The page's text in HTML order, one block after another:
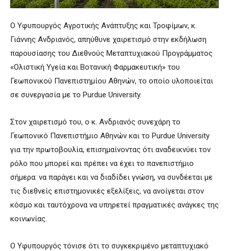
Ο Υφυπουργός Αγροτικής Ανάπτυξης και Τροφίμων, κ.
Γιάννης Ανδριανός, απηύθυνε χαιρετισμό στην εκδήλωση
παρουσίασης του Διεθνούς Μεταπτυχιακού Προγράμματος
«Ολιστική Υγεία και Βοτανική Φαρμακευτική» του
Γεωπονικού Πανεπιστημίου Αθηνών, το οποίο υλοποιείται
σε συνεργασία με το Purdue University.
Στον χαιρετισμό του, ο κ. Ανδριανός συνεχάρη το
Γεωπονικό Πανεπιστήμιο Αθηνών και το Purdue University
για την πρωτοβουλία, επισημαίνοντας ότι αναδεικνύει τον
ρόλο που μπορεί και πρέπει να έχει το πανεπιστήμιο
σήμερα: να παράγει και να διαδίδει γνώση, να συνδέεται με
τις διεθνείς επιστημονικές εξελίξεις, να ανοίγεται στον
κόσμο και ταυτόχρονα να υπηρετεί πραγματικές ανάγκες της
κοινωνίας.
Ο Υφυπουργός τόνισε ότι το συγκεκριμένο μεταπτυχιακό